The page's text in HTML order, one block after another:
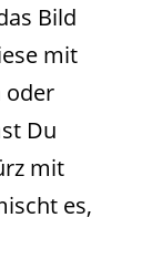
Bild
mit
oder
Du
mit
es,